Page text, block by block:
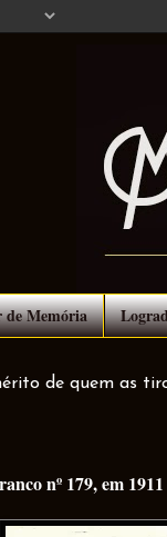
de Memória
de quem as
nº 179, em